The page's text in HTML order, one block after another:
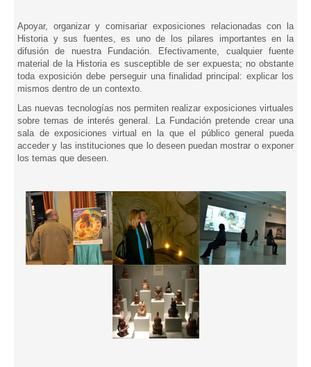
Apoyar, organizar y comisariar exposiciones relacionadas con la
Historia y sus fuentes, es uno de los pilares importantes en la
difusión de nuestra Fundación. Efectivamente, cualquier fuente
material de la Historia es susceptible de ser expuesta; no obstante
toda exposición debe perseguir una finalidad principal: explicar los
mismos dentro de un contexto.
Las nuevas tecnologías nos permiten realizar exposiciones virtuales
sobre temas de interés general. La Fundación pretende crear una
sala de exposiciones virtual en la que el público general pueda
acceder y las instituciones que lo deseen puedan mostrar o exponer
los temas que deseen.